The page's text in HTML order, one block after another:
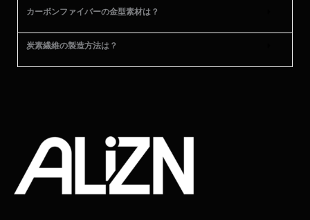
カーボンファイバーの金型素材は？
炭素繊維の製造方法は？